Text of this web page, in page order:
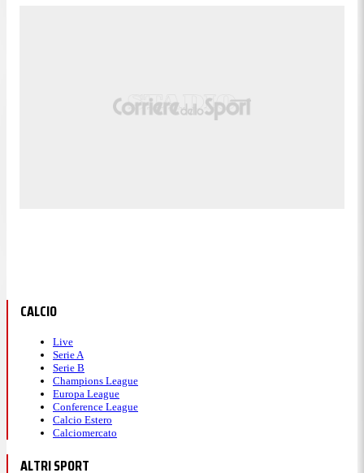
CALCIO
Live
Serie A
Serie B
Champions League
Europa League
Conference League
Calcio Estero
Calciomercato
ALTRI SPORT